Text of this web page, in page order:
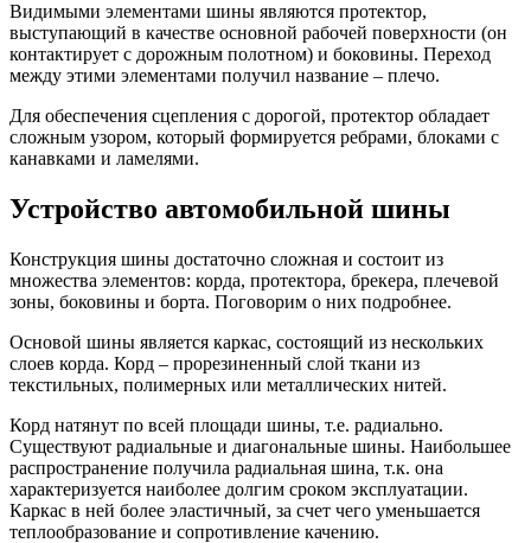
Видимыми элементами шины являются протектор,
выступающий в качестве основной рабочей поверхности (он
контактирует с дорожным полотном) и боковины. Переход
между этими элементами получил название – плечо.
Для обеспечения сцепления с дорогой, протектор обладает
сложным узором, который формируется ребрами, блоками с
канавками и ламелями.
Устройство автомобильной шины
Конструкция шины достаточно сложная и состоит из
множества элементов: корда, протектора, брекера, плечевой
зоны, боковины и борта. Поговорим о них подробнее.
Основой шины является каркас, состоящий из нескольких
слоев корда. Корд – прорезиненный слой ткани из
текстильных, полимерных или металлических нитей.
Корд натянут по всей площади шины, т.е. радиально.
Существуют радиальные и диагональные шины. Наибольшее
распространение получила радиальная шина, т.к. она
характеризуется наиболее долгим сроком эксплуатации.
Каркас в ней более эластичный, за счет чего уменьшается
теплообразование и сопротивление качению.